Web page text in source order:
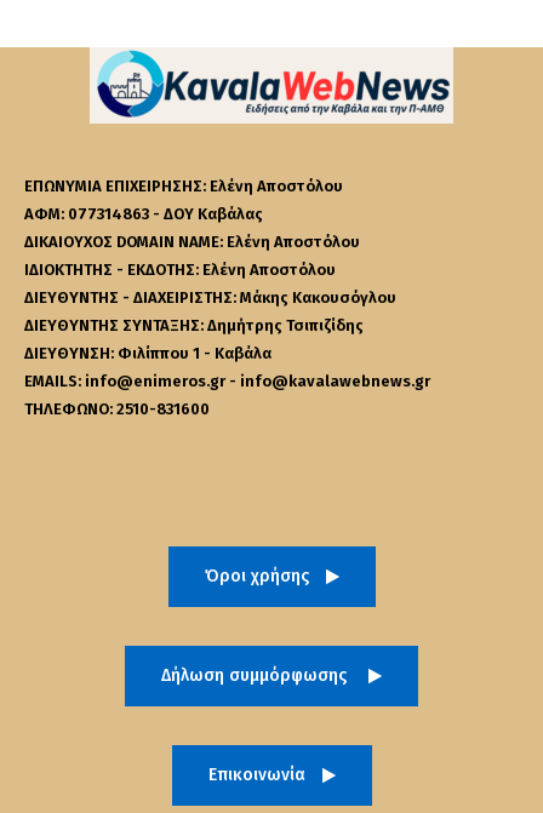
ΕΠΩΝΥΜΙΑ ΕΠΙΧΕΙΡΗΣΗΣ: Ελένη Αποστόλου
ΑΦΜ: 077314863 - ΔΟΥ Καβάλας
ΔΙΚΑΙΟΥΧΟΣ DOMAIN NAME: Ελένη Αποστόλου
ΙΔΙΟΚΤΗΤΗΣ - ΕΚΔΟΤΗΣ: Ελένη Αποστόλου
ΔΙΕΥΘΥΝΤΗΣ - ΔΙΑΧΕΙΡΙΣΤΗΣ: Μάκης Κακουσόγλου
ΔΙΕΥΘΥΝΤΗΣ ΣΥΝΤΑΞΗΣ: Δημήτρης Τσιπιζίδης
ΔΙΕΥΘΥΝΣΗ: Φιλίππου 1 - Καβάλα
EMAILS: info@enimeros.gr - info@kavalawebnews.gr
ΤΗΛΕΦΩΝΟ: 2510-831600
Όροι χρήσης
Δήλωση συμμόρφωσης
Επικοινωνία